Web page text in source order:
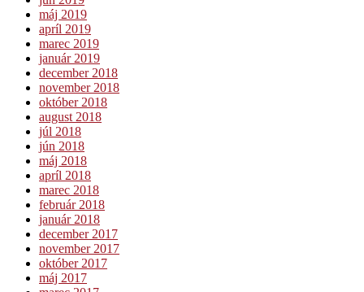
máj 2019
apríl 2019
marec 2019
január 2019
december 2018
november 2018
október 2018
august 2018
júl 2018
jún 2018
máj 2018
apríl 2018
marec 2018
február 2018
január 2018
december 2017
november 2017
október 2017
máj 2017